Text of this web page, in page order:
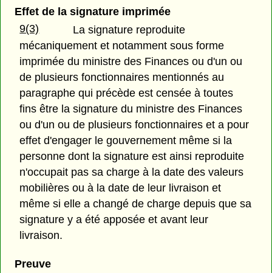
Effet de la signature imprimée
9(3)
La signature reproduite
mécaniquement et notamment sous forme
imprimée du ministre des Finances ou d'un ou
de plusieurs fonctionnaires mentionnés au
paragraphe qui précède est censée à toutes
fins être la signature du ministre des Finances
ou d'un ou de plusieurs fonctionnaires et a pour
effet d'engager le gouvernement même si la
personne dont la signature est ainsi reproduite
n'occupait pas sa charge à la date des valeurs
mobilières ou à la date de leur livraison et
même si elle a changé de charge depuis que sa
signature y a été apposée et avant leur
livraison.
Preuve